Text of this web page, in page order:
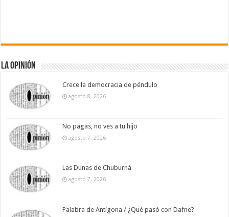
La Opinión
Crece la democracia de péndulo
agosto 8, 2026
No pagas, no ves a tu hijo
agosto 7, 2026
Las Dunas de Chuburná
agosto 7, 2026
Palabra de Antígona / ¿Qué pasó con Dafne?